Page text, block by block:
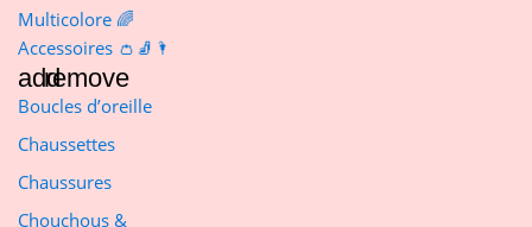
Multicolore 🌈
Accessoires 👛🧦🌂
addremove
Boucles d’oreille
Chaussettes
Chaussures
Chouchous &